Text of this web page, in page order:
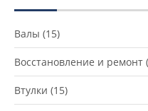
Валы (15)
Восстановление и ремонт
Втулки (15)